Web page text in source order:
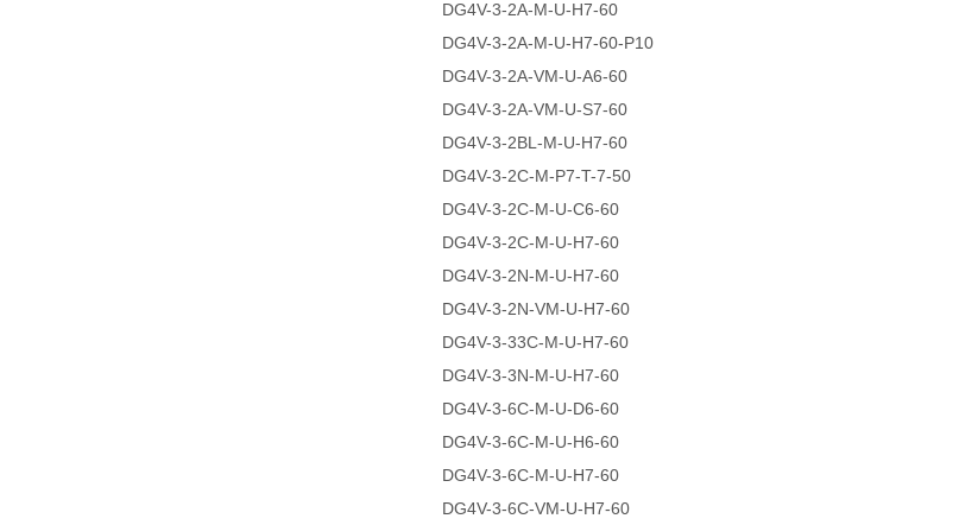
DG4V-3-2A-M-U-H7-60
DG4V-3-2A-M-U-H7-60-P10
DG4V-3-2A-VM-U-A6-60
DG4V-3-2A-VM-U-S7-60
DG4V-3-2BL-M-U-H7-60
DG4V-3-2C-M-P7-T-7-50
DG4V-3-2C-M-U-C6-60
DG4V-3-2C-M-U-H7-60
DG4V-3-2N-M-U-H7-60
DG4V-3-2N-VM-U-H7-60
DG4V-3-33C-M-U-H7-60
DG4V-3-3N-M-U-H7-60
DG4V-3-6C-M-U-D6-60
DG4V-3-6C-M-U-H6-60
DG4V-3-6C-M-U-H7-60
DG4V-3-6C-VM-U-H7-60